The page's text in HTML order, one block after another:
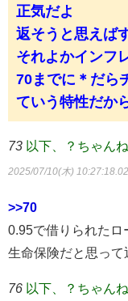
正気だよ
返そうと思えば
それよかインフ
70までに＊だら
ていう特性だか
73 以下、？ちゃん
2025/07/10(木)
>>70
0.95で借りられたロ
生命保険だと思って
76 以下、？ちゃん